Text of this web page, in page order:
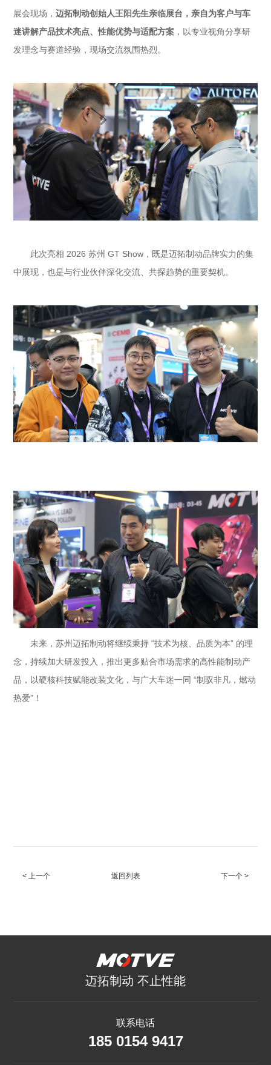
展会现场，迈拓制动创始人王阳先生亲临展台，亲自为客户与车
迷讲解产品技术亮点、性能优势与适配方案 ，以专业视角分享研
发理念与赛道经验，现场交流氛围热烈。
此次亮相 2026 苏州 GT Show，既是迈拓制动品牌实力的集
中展现，也是与行业伙伴深化交流、共探趋势的重要契机。
未来，苏州迈拓制动将继续秉持 “技术为核、品质为本” 的理
念，持续加大研发投入，推出更多贴合市场需求的高性能制动产
品，以硬核科技赋能改装文化，与广大车迷一同 “制驭非凡，燃动
热爱”！
< 上一个 返回列表 下一个 >
迈拓制动 不止性能
联系电话
185 0154 9417